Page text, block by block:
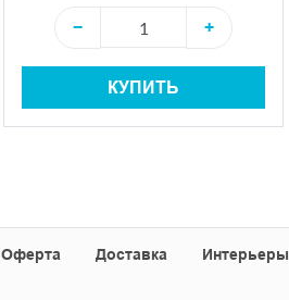
−
+
КУПИТЬ
Оферта Доставка Интерьеры